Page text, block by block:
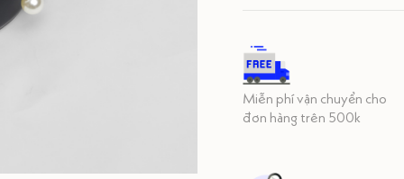
Miễn phí vận chuyển cho
đơn hàng trên 500k